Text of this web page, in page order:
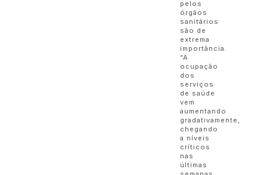
pelos
órgãos
sanitários
são de
extrema
importância.
“A
ocupação
dos
serviços
de saúde
vem
aumentando
gradativamente,
chegando
a níveis
críticos
nas
últimas